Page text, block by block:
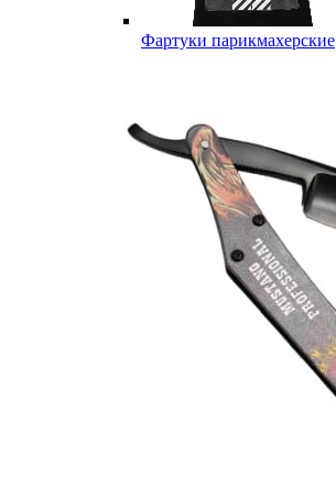
Фартуки парикмахерские